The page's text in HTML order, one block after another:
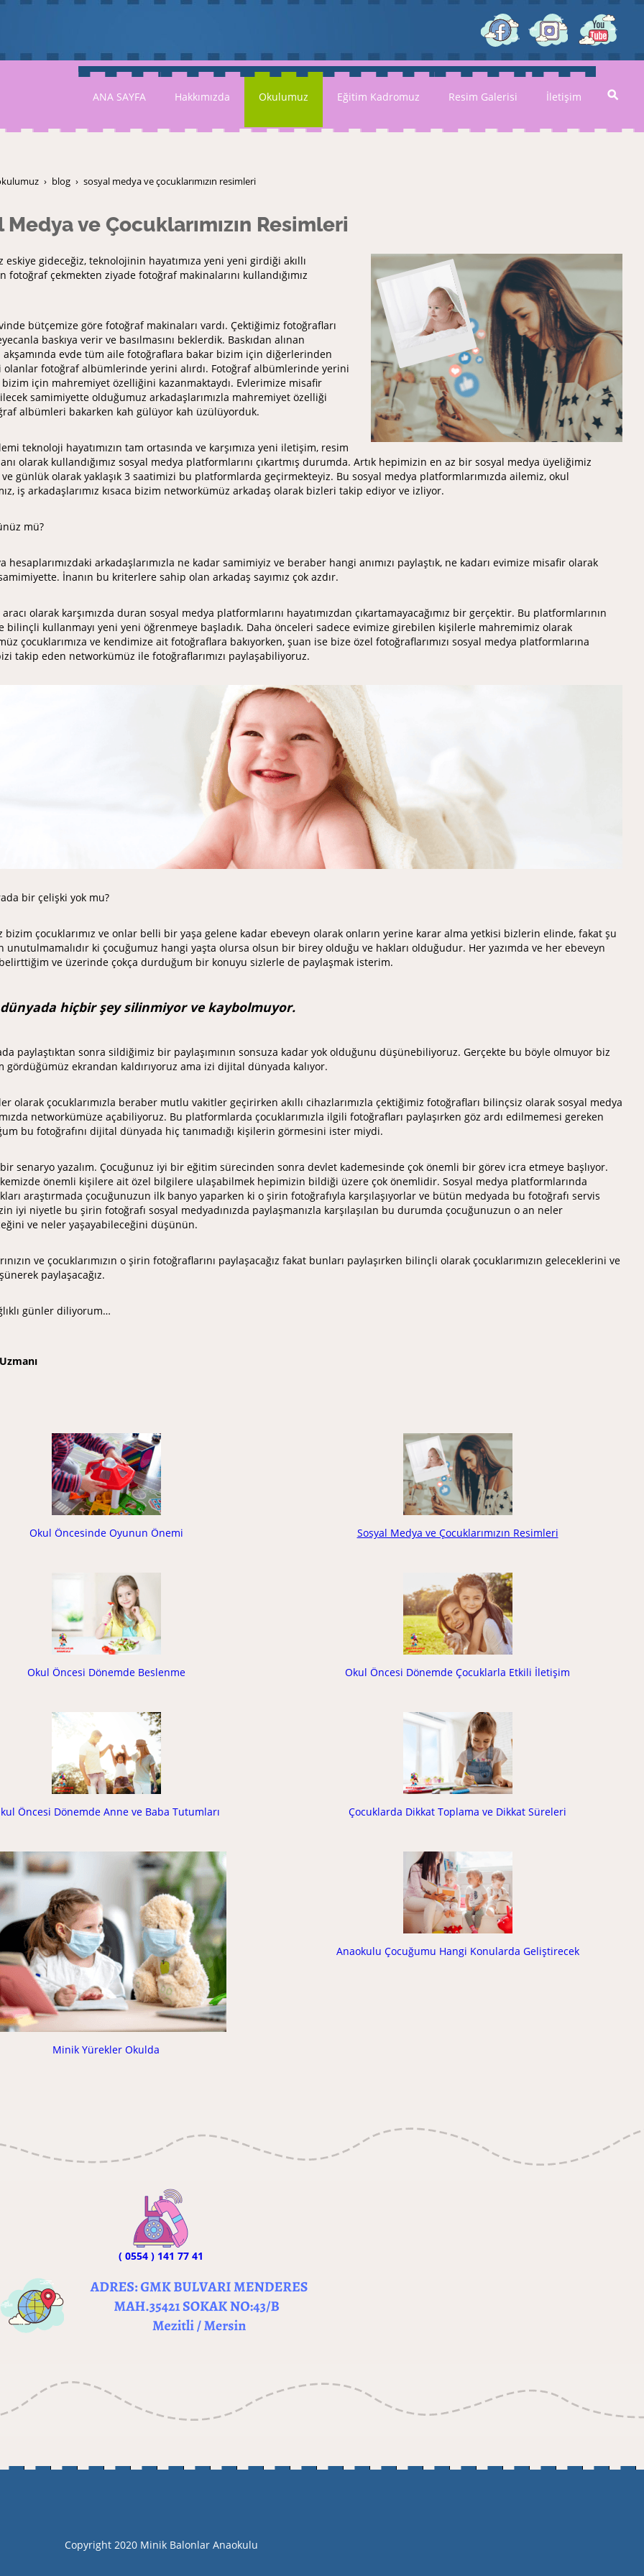
ANA SAYFA Hakkımızda Okulumuz Eğitim Kadromuz Resim Galerisi İletişim
blog sosyal medya ve çocuklarımızın resimleri
Medya ve Çocuklarımızın Resimleri
eskiye gideceğiz, teknolojinin hayatımıza yeni yeni girdiği akıllı
fotoğraf çekmekten ziyade fotoğraf makinalarını kullandığımız
bütçemize göre fotoğraf makinaları vardı. Çektiğimiz fotoğrafları
baskıya verir ve basılmasını beklerdik. Baskıdan alınan
akşamında evde tüm aile fotoğraflara bakar bizim için diğerlerinden
olanlar fotoğraf albümlerinde yerini alırdı. Fotoğraf albümlerinde yerini
bizim için mahremiyet özelliğini kazanmaktaydı. Evlerimize misafir
samimiyette olduğumuz arkadaşlarımızla mahremiyet özelliği
albümleri bakarken kah gülüyor kah üzülüyorduk.
teknoloji hayatımızın tam ortasında ve karşımıza yeni iletişim, resim
olarak kullandığımız sosyal medya platformlarını çıkartmış durumda. Artık hepimizin en az bir sosyal medya üyeliğimiz
günlük olarak yaklaşık 3 saatimizi bu platformlarda geçirmekteyiz. Bu sosyal medya platformlarımızda ailemiz, okul
iş arkadaşlarımız kısaca bizim networkümüz arkadaş olarak bizleri takip ediyor ve izliyor.
mü?
hesaplarımızdaki arkadaşlarımızla ne kadar samimiyiz ve beraber hangi anımızı paylaştık, ne kadarı evimize misafir olarak
İnanın bu kriterlere sahip olan arkadaş sayımız çok azdır.
olarak karşımızda duran sosyal medya platformlarını hayatımızdan çıkartamayacağımız bir gerçektir. Bu platformlarının
bilinçli kullanmayı yeni yeni öğrenmeye başladık. Daha önceleri sadece evimize girebilen kişilerle mahremimiz olarak
çocuklarımıza ve kendimize ait fotoğraflara bakıyorken, şuan ise bize özel fotoğraflarımızı sosyal medya platformlarına
takip eden networkümüz ile fotoğraflarımızı paylaşabiliyoruz.
bir çelişki yok mu?
bizim çocuklarımız ve onlar belli bir yaşa gelene kadar ebeveyn olarak onların yerine karar alma yetkisi bizlerin elinde, fakat şu
unutulmamalıdır ki çocuğumuz hangi yaşta olursa olsun bir birey olduğu ve hakları olduğudur. Her yazımda ve her ebeveyn
ve üzerinde çokça durduğum bir konuyu sizlerle de paylaşmak isterim.
hiçbir şey silinmiyor ve kaybolmuyor.
paylaştıktan sonra sildiğimiz bir paylaşımının sonsuza kadar yok olduğunu düşünebiliyoruz. Gerçekte bu böyle olmuyor biz
gördüğümüz ekrandan kaldırıyoruz ama izi dijital dünyada kalıyor.
olarak çocuklarımızla beraber mutlu vakitler geçirirken akıllı cihazlarımızla çektiğimiz fotoğrafları bilinçsiz olarak sosyal medya
networkümüze açabiliyoruz. Bu platformlarda çocuklarımızla ilgili fotoğrafları paylaşırken göz ardı edilmemesi gereken
bu fotoğrafını dijital dünyada hiç tanımadığı kişilerin görmesini ister miydi.
senaryo yazalım. Çocuğunuz iyi bir eğitim sürecinden sonra devlet kademesinde çok önemli bir görev icra etmeye başlıyor.
önemli kişilere ait özel bilgilere ulaşabilmek hepimizin bildiği üzere çok önemlidir. Sosyal medya platformlarında
araştırmada çocuğunuzun ilk banyo yaparken ki o şirin fotoğrafıyla karşılaşıyorlar ve bütün medyada bu fotoğrafı servis
iyi niyetle bu şirin fotoğrafı sosyal medyadınızda paylaşmanızla karşılaşılan bu durumda çocuğunuzun o an neler
ve neler yaşayabileceğini düşünün.
ve çocuklarımızın o şirin fotoğraflarını paylaşacağız fakat bunları paylaşırken bilinçli olarak çocuklarımızın geleceklerini ve
paylaşacağız.
günler diliyorum…
Okul Öncesinde Oyunun Önemi Sosyal Medya ve Çocuklarımızın Resimleri
Okul Öncesi Dönemde Beslenme Okul Öncesi Dönemde Çocuklarla Etkili İletişim
Öncesi Dönemde Anne ve Baba Tutumları Çocuklarda Dikkat Toplama ve Dikkat Süreleri
Minik Yürekler Okulda
Anaokulu Çocuğumu Hangi Konularda Geliştirecek
( 0554 ) 141 77 41
Copyright 2020 Minik Balonlar Anaokulu